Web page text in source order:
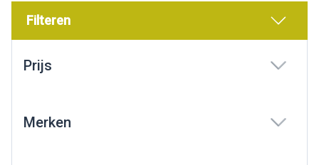
Filteren
Prijs
Merken